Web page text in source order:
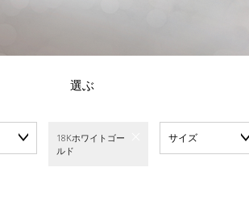
選ぶ
18Kホワイトゴー
ルド
サイズ